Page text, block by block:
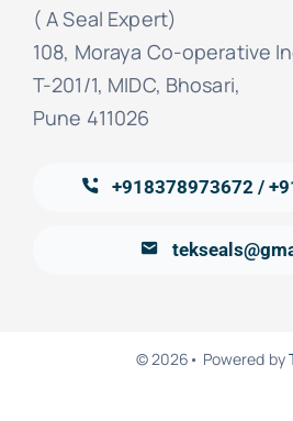
( A Seal Expert)
108, Moraya Co-operative
T-201/1, MIDC, Bhosari,
Pune 411026
+918378973672 /
© 2026• Powered by